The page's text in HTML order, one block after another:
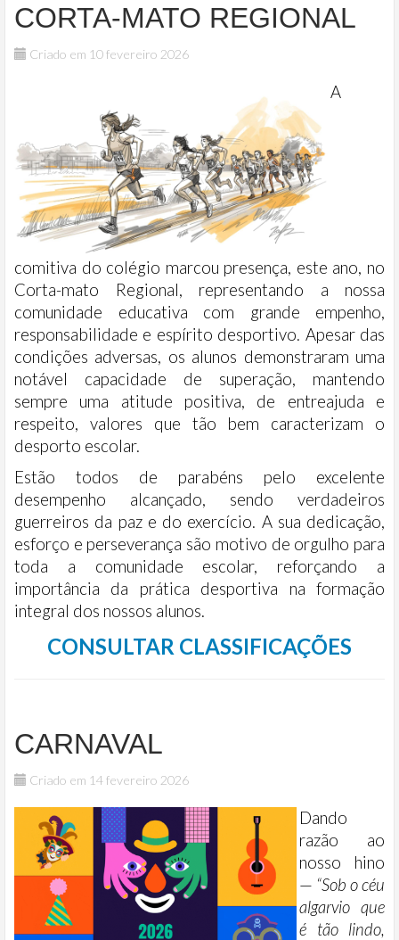
CORTA-MATO REGIONAL
Criado em 10 fevereiro 2026
A
comitiva do colégio marcou presença, este ano, no
Corta-mato Regional, representando a nossa
comunidade educativa com grande empenho,
responsabilidade e espírito desportivo. Apesar das
condições adversas, os alunos demonstraram uma
notável capacidade de superação, mantendo
sempre uma atitude positiva, de entreajuda e
respeito, valores que tão bem caracterizam o
desporto escolar.
Estão todos de parabéns pelo excelente
desempenho alcançado, sendo verdadeiros
guerreiros da paz e do exercício. A sua dedicação,
esforço e perseverança são motivo de orgulho para
toda a comunidade escolar, reforçando a
importância da prática desportiva na formação
integral dos nossos alunos.
CONSULTAR CLASSIFICAÇÕES
CARNAVAL
Criado em 14 fevereiro 2026
Dando
razão ao
nosso hino
— “Sob o céu
algarvio que
é tão lindo,